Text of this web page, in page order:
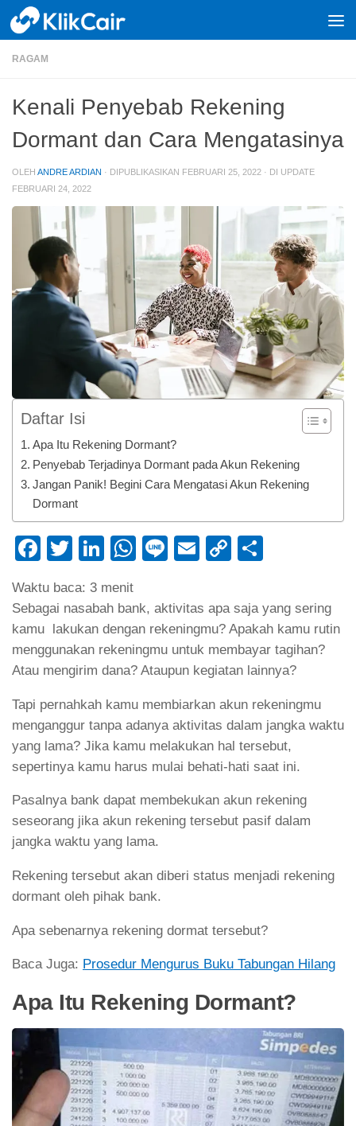
Skip to content
RAGAM
Kenali Penyebab Rekening
Dormant dan Cara Mengatasinya
OLEH ANDRE ARDIAN · DIPUBLIKASIKAN FEBRUARI 25, 2022 · DI UPDATE
FEBRUARI 24, 2022
Daftar Isi
Apa Itu Rekening Dormant?
Penyebab Terjadinya Dormant pada Akun Rekening
Jangan Panik! Begini Cara Mengatasi Akun Rekening
Dormant
Facebook
TwitterLinkedIn
WhatsApp
LineEmailCopy
Waktu baca: 3 menit
Sebagai nasabah bank, aktivitas apa saja yang sering
kamu lakukan dengan rekeningmu? Apakah kamu rutin
menggunakan rekeningmu untuk membayar tagihan?
Atau mengirim dana? Ataupun kegiatan lainnya?
Tapi pernahkah kamu membiarkan akun rekeningmu
menganggur tanpa adanya aktivitas dalam jangka waktu
yang lama? Jika kamu melakukan hal tersebut,
sepertinya kamu harus mulai behati-hati saat ini.
Pasalnya bank dapat membekukan akun rekening
seseorang jika akun rekening tersebut pasif dalam
jangka waktu yang lama.
Rekening tersebut akan diberi status menjadi rekening
dormant oleh pihak bank.
Apa sebenarnya rekening dormat tersebut?
Baca Juga: Prosedur Mengurus Buku Tabungan Hilang
Apa Itu Rekening Dormant?